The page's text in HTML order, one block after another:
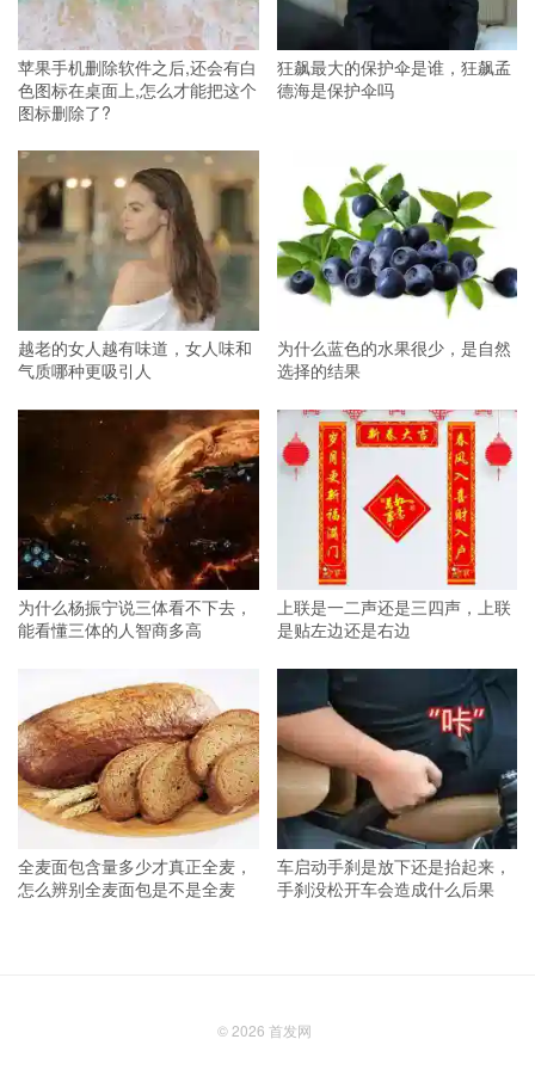
苹果手机删除软件之后,还会有白
色图标在桌面上,怎么才能把这个
图标删除了?
狂飙最大的保护伞是谁，狂飙孟
德海是保护伞吗
越老的女人越有味道，女人味和
气质哪种更吸引人
为什么蓝色的水果很少，是自然
选择的结果
为什么杨振宁说三体看不下去，
能看懂三体的人智商多高
上联是一二声还是三四声，上联
是贴左边还是右边
全麦面包含量多少才真正全麦，
怎么辨别全麦面包是不是全麦
车启动手刹是放下还是抬起来，
手刹没松开车会造成什么后果
© 2026 首发网